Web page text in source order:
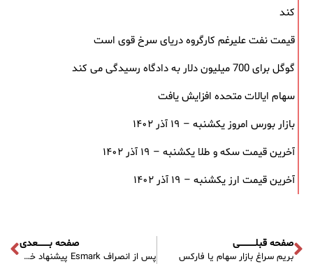
کند
قیمت نفت علیرغم کارگروه دریای سرخ قوی است
گوگل برای 700 میلیون دلار به دادگاه رسیدگی می کند
سهام ایالات متحده افزایش یافت
بازار بورس امروز یکشنبه – ۱۹ آذر ۱۴۰۲
آخرین قیمت سکه و طلا یکشنبه – ۱۹ آذر ۱۴۰۲
آخرین قیمت ارز یکشنبه – ۱۹ آذر ۱۴۰۲
صفحه قبلـــــــــــی
بریم سراغ بازار سهام یا فارکس
صفحه بــــــــعدی
پس از انصراف Esmark پیشنهاد خرید، سهام فولاد ایالات متحده کاهش یافت